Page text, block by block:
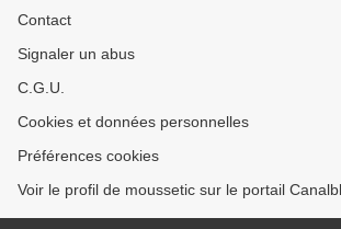
Contact
Signaler un abus
C.G.U.
Cookies et données personnelles
Préférences cookies
Voir le profil de moussetic sur le portail